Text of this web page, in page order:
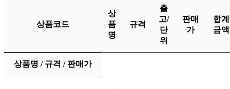
상품코드
상
품
명
규격
출
고/
단
위
판매
가
합계
금액
상품명 / 규격 / 판매가